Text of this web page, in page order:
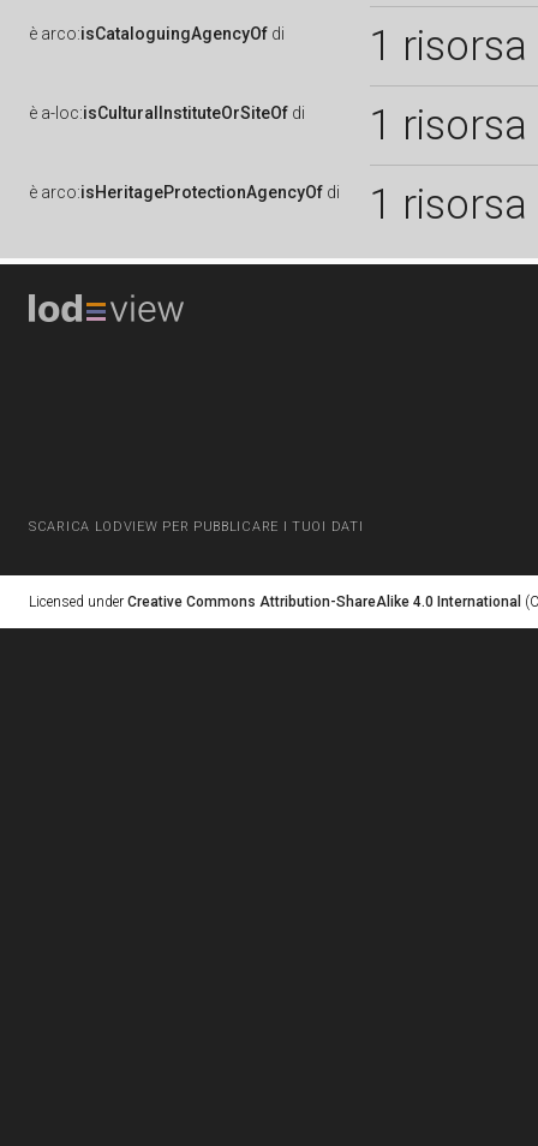
è arco:isCataloguingAgencyOf di 1 risorsa
è a-loc:isCulturalInstituteOrSiteOf di 1 risorsa
è arco:isHeritageProtectionAgencyOf di 1 risorsa
SCARICA LODVIEW PER PUBBLICARE I TUOI DATI
Licensed under Creative Commons Attribution-ShareAlike 4.0 International